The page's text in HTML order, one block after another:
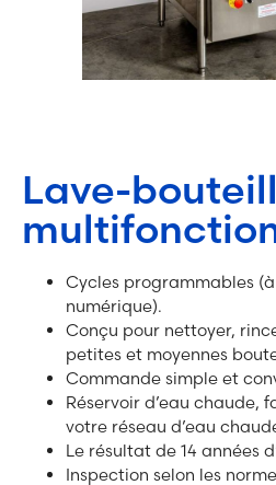
Lave-
Cycles programmables (à
numérique).
Conçu pour nettoyer,
petites et moyennes
Commande simple et
Réservoir d’eau chaude,
votre réseau d’eau
Le résultat de 14 années
Inspection selon les